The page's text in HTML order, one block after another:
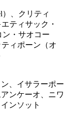
、クリティ
ティサック・
ン・サオコー
ティポーン（オ
、イサラーポー
ンケーオ、ニワ
ンソット